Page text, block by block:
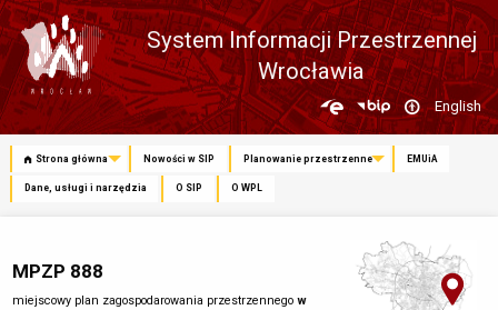
System Informacji Przestrzennej
Wrocławia
Zmień
język
English
Strona główna Nowości w SIP Planowanie przestrzenne EMUiA
Dane, usługi i narzędzia O SIP O WPL
MPZP 888
miejscowy plan zagospodarowania przestrzennegow